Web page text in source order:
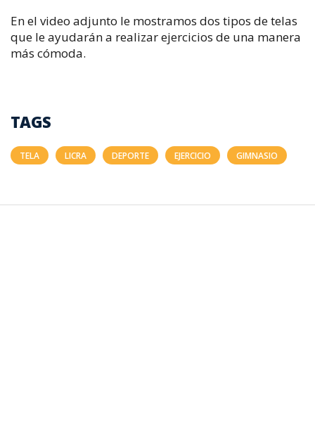
En el video adjunto le mostramos dos tipos de telas
que le ayudarán a realizar ejercicios de una manera
más cómoda.
TAGS
TELA LICRA DEPORTE EJERCICIO GIMNASIO